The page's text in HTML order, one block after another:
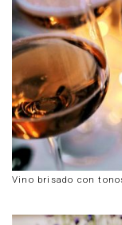
Vino brisado con